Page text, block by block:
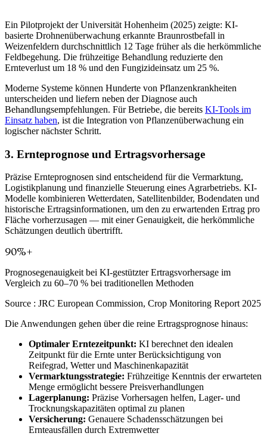
Ein Pilotprojekt der Universität Hohenheim (2025) zeigte: KI-
basierte Drohnenüberwachung erkannte Braunrostbefall in
Weizenfeldern durchschnittlich 12 Tage früher als die herkömmliche
Feldbegehung. Die frühzeitige Behandlung reduzierte den
Ernteverlust um 18 % und den Fungizideinsatz um 25 %.
Moderne Systeme können Hunderte von Pflanzenkrankheiten
unterscheiden und liefern neben der Diagnose auch
Behandlungsempfehlungen. Für Betriebe, die bereits KI-Tools im
Einsatz haben, ist die Integration von Pflanzenüberwachung ein
logischer nächster Schritt.
3. Ernteprognose und Ertragsvorhersage
Präzise Ernteprognosen sind entscheidend für die Vermarktung,
Logistikplanung und finanzielle Steuerung eines Agrarbetriebs. KI-
Modelle kombinieren Wetterdaten, Satellitenbilder, Bodendaten und
historische Ertragsinformationen, um den zu erwartenden Ertrag pro
Fläche vorherzusagen — mit einer Genauigkeit, die herkömmliche
Schätzungen deutlich übertrifft.
90%+
Prognosegenauigkeit bei KI-gestützter Ertragsvorhersage im
Vergleich zu 60–70 % bei traditionellen Methoden
Source : JRC European Commission, Crop Monitoring Report 2025
Die Anwendungen gehen über die reine Ertragsprognose hinaus:
Optimaler Erntezeitpunkt: KI berechnet den idealen
Zeitpunkt für die Ernte unter Berücksichtigung von
Reifegrad, Wetter und Maschinenkapazität
Vermarktungsstrategie: Frühzeitige Kenntnis der erwarteten
Menge ermöglicht bessere Preisverhandlungen
Lagerplanung: Präzise Vorhersagen helfen, Lager- und
Trocknungskapazitäten optimal zu planen
Versicherung: Genauere Schadensschätzungen bei
Ernteausfällen durch Extremwetter